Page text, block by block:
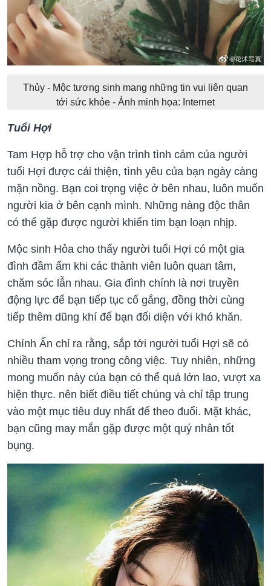
Thủy - Mộc tương sinh mang những tin vui liên quan
tới sức khỏe - Ảnh minh họa: Internet
Tuổi Hợi
Tam Hợp hỗ trợ cho vận trình tình cảm của người
tuổi Hợi được cải thiện, tình yêu của bạn ngày càng
mặn nồng. Bạn coi trọng việc ở bên nhau, luôn muốn
người kia ở bên cạnh mình. Những nàng độc thân
có thể gặp được người khiến tim bạn loạn nhịp.
Mộc sinh Hỏa cho thấy người tuổi Hợi có một gia
đình đầm ấm khi các thành viên luôn quan tâm,
chăm sóc lẫn nhau. Gia đình chính là nơi truyền
động lực để bạn tiếp tục cố gắng, đồng thời cùng
tiếp thêm dũng khí để bạn đối diện với khó khăn.
Chính Ấn chỉ ra rằng, sắp tới người tuổi Hợi sẽ có
nhiều tham vọng trong công việc. Tuy nhiên, những
mong muốn này của bạn có thể quá lớn lao, vượt xa
hiện thực. nên biết điều tiết chúng và chỉ tập trung
vào một mục tiêu duy nhất để theo đuổi. Mặt khác,
bạn cũng may mắn gặp được một quý nhân tốt
bụng.